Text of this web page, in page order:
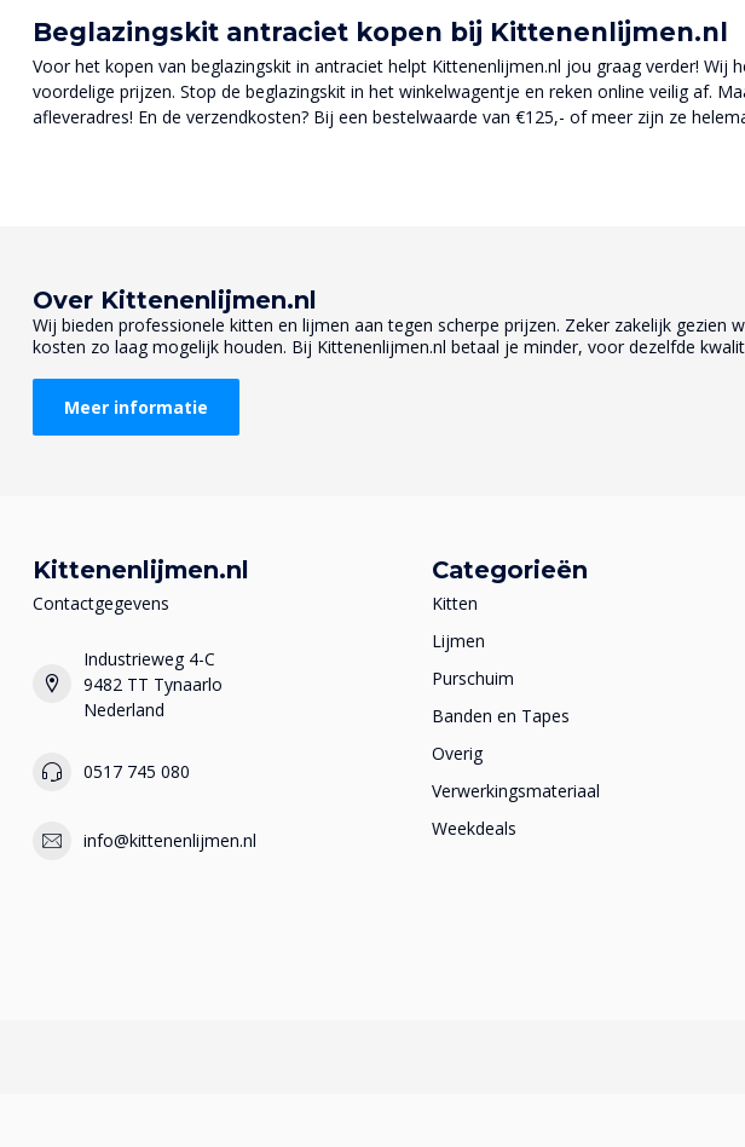
Beglazingskit antraciet kopen bij Kittenenlijmen.nl
Voor het kopen van beglazingskit in antraciet helpt Kittenenlijmen.nl jou graag verder!
voordelige prijzen. Stop de beglazingskit in het winkelwagentje en reken online veilig af.
afleveradres! En de verzendkosten? Bij een bestelwaarde van €125,- of meer zijn ze
Over Kittenenlijmen.nl
Wij bieden professionele kitten en lijmen aan tegen scherpe prijzen. Zeker zakelijk gezien
kosten zo laag mogelijk houden. Bij Kittenenlijmen.nl betaal je minder, voor dezelfde
Meer informatie
Kittenenlijmen.nl
Contactgegevens
Industrieweg 4-C
9482 TT Tynaarlo
Nederland
0517 745 080
info@kittenenlijmen.nl
Categorieën
Kitten
Lijmen
Purschuim
Banden en Tapes
Overig
Verwerkingsmateriaal
Weekdeals